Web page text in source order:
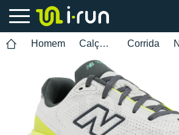
Homem Calçados Corrida